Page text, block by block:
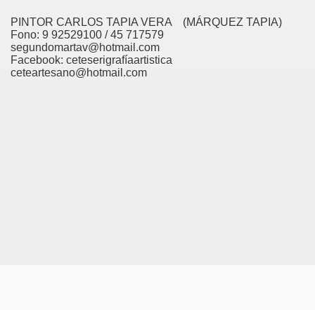
PINTOR CARLOS TAPIA VERA (MÁRQUEZ TAPIA)
Fono: 9 92529100 / 45 717579
segundomartav@hotmail.com
Facebook: ceteserigrafíaartistica
ceteartesano@hotmail.com